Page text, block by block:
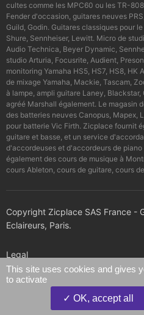
cultes comme les MPC60 ou les TR-
Fender d'occasion, guitares neuves
Guild, Godin. Guitares classiques pour
Shure, Sennheiser, Lewitt. Micro de
Audio Technica, Beyer Dynamic,
studio Arturia, Focusrite, Audient,
monitoring Yamaha HS5, HS7, HS8, HK
de mixage Yamaha, Mackie, Tascam,
à lampe, ampli guitare Laney,
agréé Marshall également. Le magasin
des batteries neuves Canopus, Mapex,
pour batterie Vic Firth. Zicplace fournit
guitare et basse, et un service
d'accordeuses et d'accordeurs de
également des cours de musique à
cours Ableton, cours de guitare, cours
Copyright Zicplace SAS France -
Eclaireurs, Paris.
Legal
Confidentiality policy
This site uses cookies and gives
to activate
OK, accept all